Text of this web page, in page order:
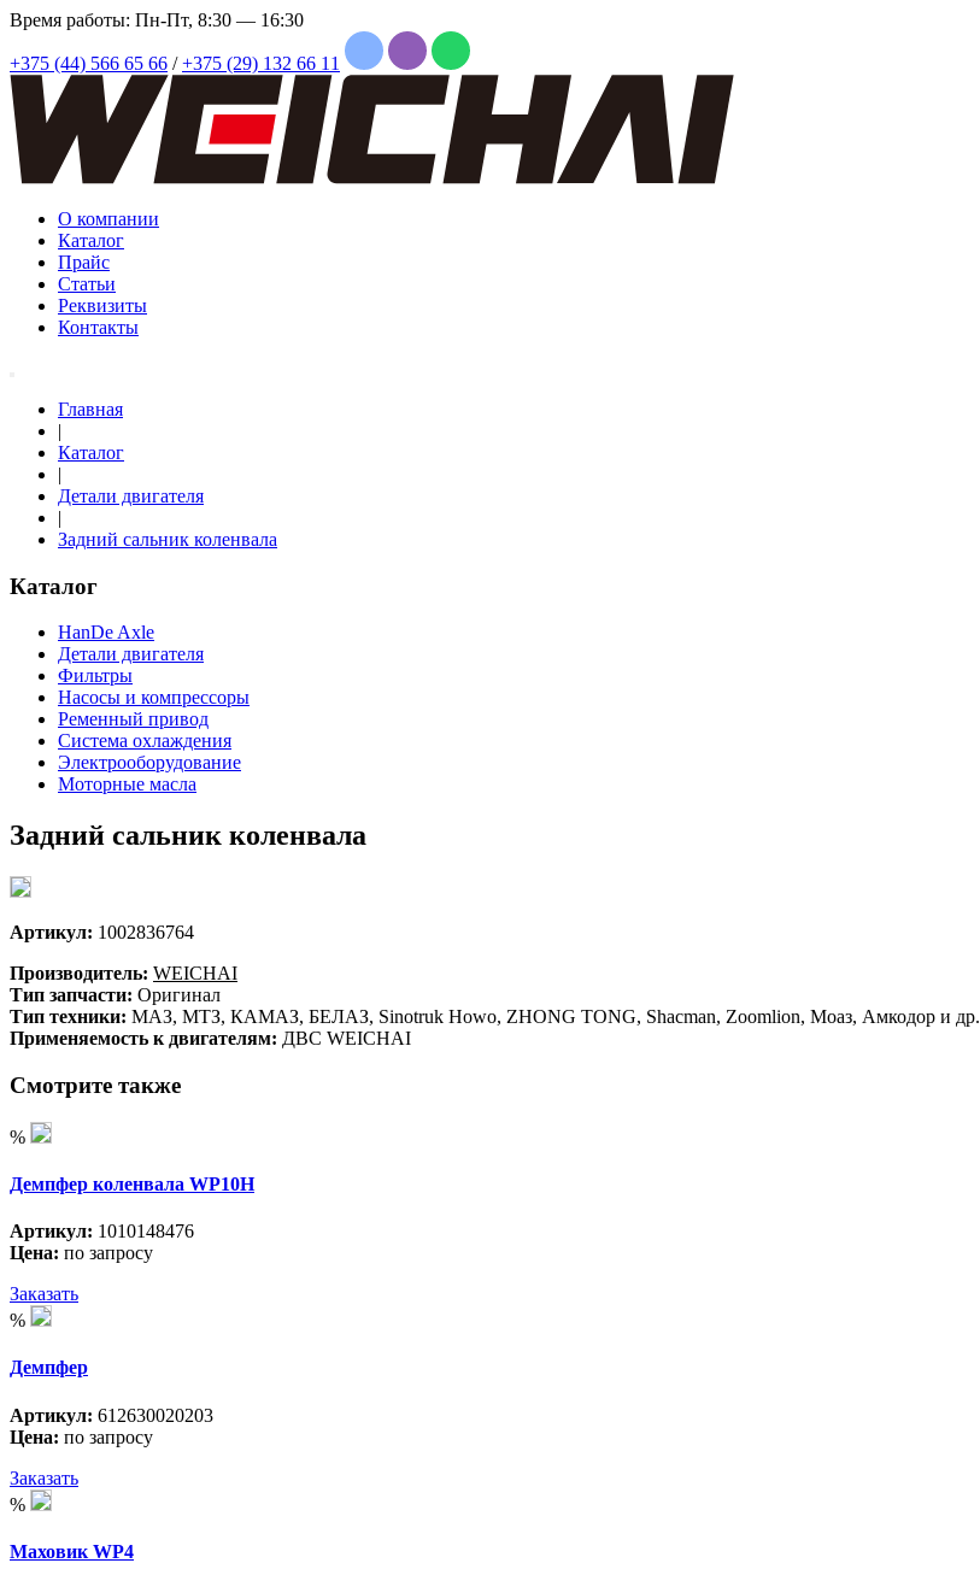
Время работы: Пн-Пт, 8:30 — 16:30
+375 (44) 566 65 66 / +375 (29) 132 66 11
О компании
Каталог
Прайс
Статьи
Реквизиты
Контакты
Главная
|
Каталог
|
Детали двигателя
|
Задний сальник коленвала
Каталог
HanDe Axle
Детали двигателя
Фильтры
Насосы и компрессоры
Ременный привод
Система охлаждения
Электрооборудование
Моторные масла
Задний сальник коленвала
Артикул: 1002836764
Производитель: WEICHAI
Тип запчасти: Оригинал
Тип техники: МАЗ, МТЗ, КАМАЗ, БЕЛАЗ, Sinotruk Howo, ZHONG TONG, Shacman, Zoomlion, Моаз, Амкодор и др.
Применяемость к двигателям: ДВС WEICHAI
Смотрите также
%
Демпфер коленвала WP10H
Артикул: 1010148476
Цена: по запросу
Заказать
%
Демпфер
Артикул: 612630020203
Цена: по запросу
Заказать
%
Маховик WP4